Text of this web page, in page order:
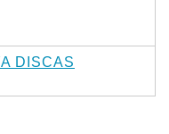
DISCAS